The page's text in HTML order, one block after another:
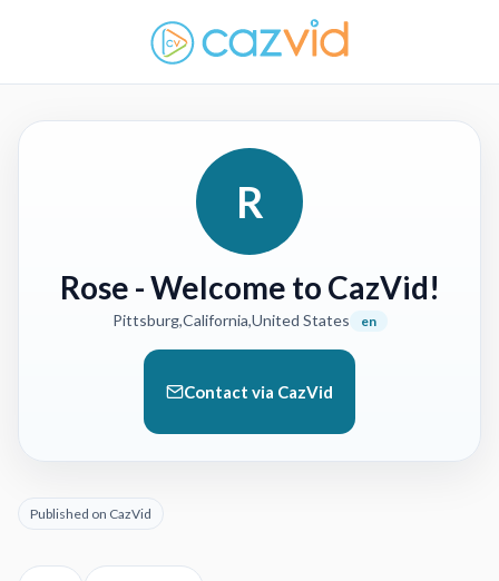
R
Rose - Welcome to CazVid!
Pittsburg,California,United States en
Contact via CazVid
Published on CazVid